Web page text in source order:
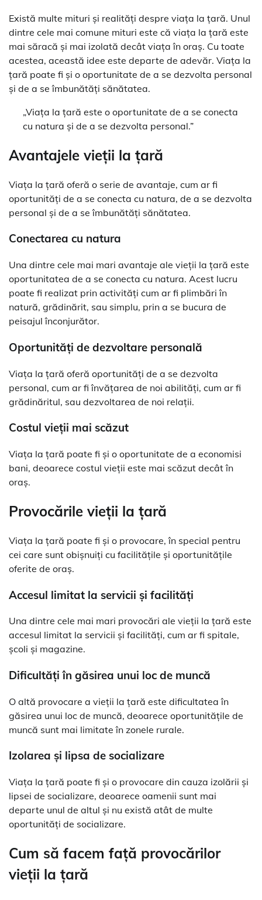
Există multe mituri și realități despre viața la țară. Unul
dintre cele mai comune mituri este că viața la țară este
mai săracă și mai izolată decât viața în oraș. Cu toate
acestea, această idee este departe de adevăr. Viața la
țară poate fi și o oportunitate de a se dezvolta personal
și de a se îmbunătăți sănătatea.
„Viața la țară este o oportunitate de a se conecta
cu natura și de a se dezvolta personal.”
Avantajele vieții la țară
Viața la țară oferă o serie de avantaje, cum ar fi
oportunități de a se conecta cu natura, de a se dezvolta
personal și de a se îmbunătăți sănătatea.
Conectarea cu natura
Una dintre cele mai mari avantaje ale vieții la țară este
oportunitatea de a se conecta cu natura. Acest lucru
poate fi realizat prin activități cum ar fi plimbări în
natură, grădinărit, sau simplu, prin a se bucura de
peisajul înconjurător.
Oportunități de dezvoltare personală
Viața la țară oferă oportunități de a se dezvolta
personal, cum ar fi învățarea de noi abilități, cum ar fi
grădinăritul, sau dezvoltarea de noi relații.
Costul vieții mai scăzut
Viața la țară poate fi și o oportunitate de a economisi
bani, deoarece costul vieții este mai scăzut decât în
oraș.
Provocările vieții la țară
Viața la țară poate fi și o provocare, în special pentru
cei care sunt obișnuiți cu facilitățile și oportunitățile
oferite de oraș.
Accesul limitat la servicii și facilități
Una dintre cele mai mari provocări ale vieții la țară este
accesul limitat la servicii și facilități, cum ar fi spitale,
școli și magazine.
Dificultăți în găsirea unui loc de muncă
O altă provocare a vieții la țară este dificultatea în
găsirea unui loc de muncă, deoarece oportunitățile de
muncă sunt mai limitate în zonele rurale.
Izolarea și lipsa de socializare
Viața la țară poate fi și o provocare din cauza izolării și
lipsei de socializare, deoarece oamenii sunt mai
departe unul de altul și nu există atât de multe
oportunități de socializare.
Cum să facem față provocărilor
vieții la țară